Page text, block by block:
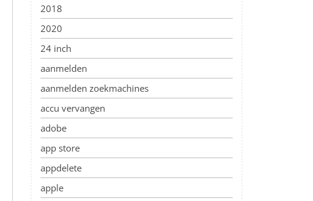
2018
2020
24 inch
aanmelden
aanmelden zoekmachines
accu vervangen
adobe
app store
appdelete
apple